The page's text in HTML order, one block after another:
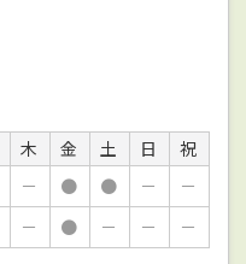
木 金 土 日
祝
－ ● ● －
－
－ ● － － －